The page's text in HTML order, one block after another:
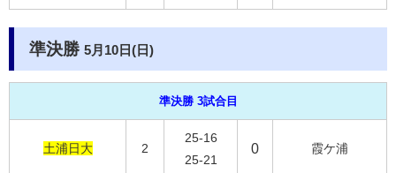
準決勝 5月10日(日)
準決勝 3試合目
土浦日大 2
25-16
25-21
0 霞ケ浦